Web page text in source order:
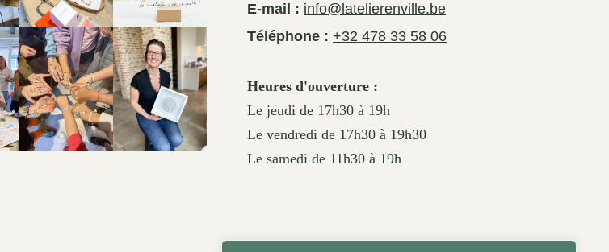
E-mail : info@latelierenville.be
Téléphone : +32 478 33 58 06
Heures d'ouverture :
Le jeudi de 17h30 à 19h
Le vendredi de 17h30 à 19h30
Le samedi de 11h30 à 19h